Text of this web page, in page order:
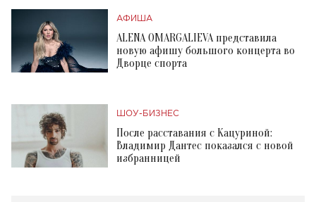
АФИША
ALENA OMARGALIEVA представила
новую афишу большого концерта во
Дворце спорта
ШОУ-БИЗНЕС
После расставания с Кацуриной:
Владимир Дантес показался с новой
избранницей